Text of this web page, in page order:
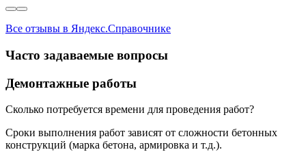
Все отзывы в Яндекс.Справочнике
Часто задаваемые вопросы
Демонтажные работы
Сколько потребуется времени для проведения работ?
Сроки выполнения работ зависят от сложности бетонных
конструкций (марка бетона, армировка и т.д.).